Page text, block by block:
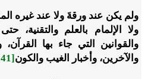
ولم يكن عند ورقةَ ولا عند غيره
ولا الإلمام بالعلم والتقنية،
والقوانين التي جاء بها
والآخرين، وأخبار الغيب والكون[41]